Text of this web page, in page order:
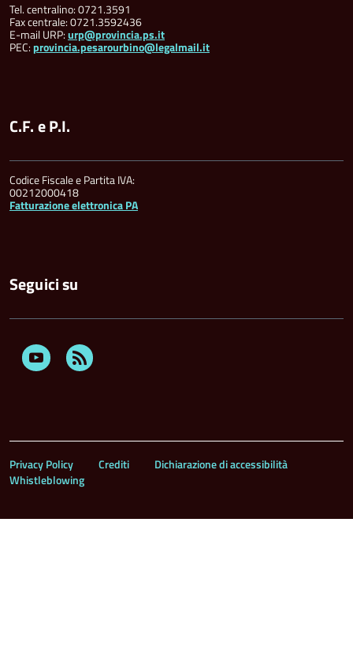
Tel. centralino: 0721.3591
Fax centrale: 0721.3592436
E-mail URP:urp@provincia.ps.it
PEC:provincia.pesarourbino@legalmail.it
C.F. e P.I.
Codice Fiscale e Partita IVA:
00212000418
Fatturazione elettronica PA
Seguici su
Youtube
Privacy Policy Crediti
Dichiarazione di accessibilità
Whistleblowing